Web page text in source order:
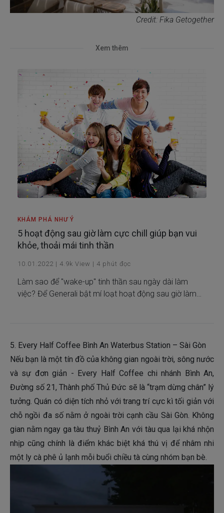
Credit: Fika Getogether
Xem thêm
KHÁM PHÁ NHƯ Ý
5 hoạt động sau giờ làm cực chill giúp bạn vui
khỏe, thoải mái tinh thần
10.01.2022 | 4.9k View | 4 phút đọc
Làm sao để "wake-up" tinh thần sau ngày dài làm
việc? Để Generali bật mí loạt hoạt động sau giờ làm
5. Every Half Coffee Bình An Waterbus Station – Sài Gòn
Nếu bạn là một tín đồ của không gian ngoài trời, sông nước
và sự đơn giản - Every Half Coffee chi nhánh Bình An,
Đường số 21, Thành phố Thủ Đức sẽ là “trạm dừng chân” lý
tưởng. Quán có diện tích nhỏ với trang trí cực kì tối giản với
chỗ ngồi đa số nằm ở ngoài trời cạnh cầu Sài Gòn. Không
gian nằm ngay ga tàu thuỷ Bình An với tàu qua lại khá nhộn
nhịp cũng chính là điểm khác biệt khá thú vị để nhâm nhi
một ly cà phê ủ lạnh mỗi buổi chiều tà cùng nhóm bạn bè.